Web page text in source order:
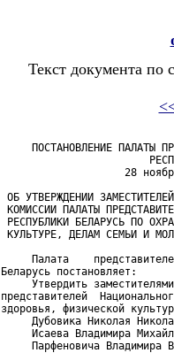
Текст документа по
ПОСТАНОВЛЕНИЕ ПАЛАТЫ
28
ОБ УТВЕРЖДЕНИИ
КОМИССИИ ПАЛАТЫ
РЕСПУБЛИКИ БЕЛАРУСЬ ПО
КУЛЬТУРЕ, ДЕЛАМ СЕМЬИ И
Палата
Беларусь постановляет:
Утвердить
представителей
здоровья, физической
Дубовика Николая
Исаева Владимира
Парфеновича Владимира